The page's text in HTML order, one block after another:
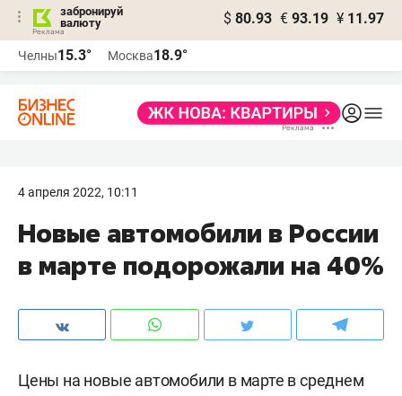
забронируй
валюту
$ 80.93 € 93.19 ¥ 11.97
Челны15.3° Москва18.9°
4 апреля 2022, 10:11
Новые автомобили в России
в марте подорожали на 40%
Цены на новые автомобили в марте в среднем